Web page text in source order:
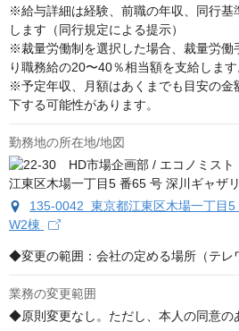
※給与詳細は経験、前職の年収、同行基
します（同行規定による提示）
※裁量労働制を選択した場合、裁量労働
り職務給の20〜40％相当額を支給します
※予定年収、月額はあくまでも目安の金
下する可能性があります。
勤務地の所在地/地図
135-0042 東京都江東区木場一丁目5
W2棟
◆変更の範囲：会社の定める場所（テレ
業務の変更範囲
◆原則変更なし。ただし、本人の同意の